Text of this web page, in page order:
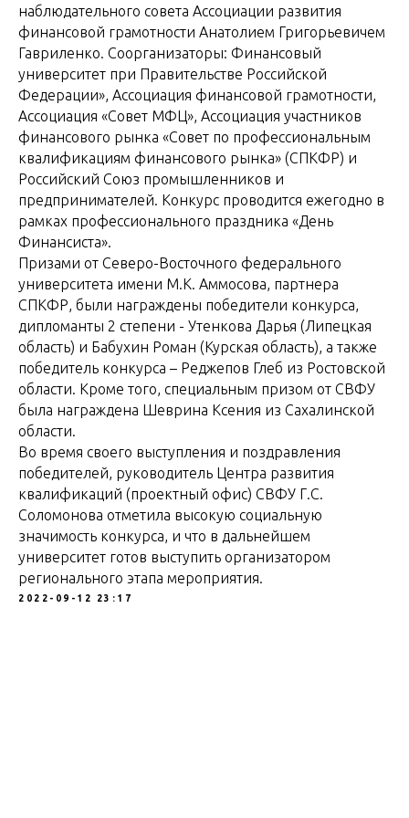
наблюдательного совета Ассоциации развития
финансовой грамотности Анатолием Григорьевичем
Гавриленко. Соорганизаторы: Финансовый
университет при Правительстве Российской
Федерации», Ассоциация финансовой грамотности,
Ассоциация «Совет МФЦ», Ассоциация участников
финансового рынка «Совет по профессиональным
квалификациям финансового рынка» (СПКФР) и
Российский Союз промышленников и
предпринимателей. Конкурс проводится ежегодно в
рамках профессионального праздника «День
Финансиста».
Призами от Северо-Восточного федерального
университета имени М.К. Аммосова, партнера
СПКФР, были награждены победители конкурса,
дипломанты 2 степени - Утенкова Дарья (Липецкая
область) и Бабухин Роман (Курская область), а также
победитель конкурса ­– Реджепов Глеб из Ростовской
области. Кроме того, специальным призом от СВФУ
была награждена Шеврина Ксения из Сахалинской
области.
Во время своего выступления и поздравления
победителей, руководитель Центра развития
квалификаций (проектный офис) СВФУ Г.С.
Соломонова отметила высокую социальную
значимость конкурса, и что в дальнейшем
университет готов выступить организатором
регионального этапа мероприятия.
2022-09-12 23:17